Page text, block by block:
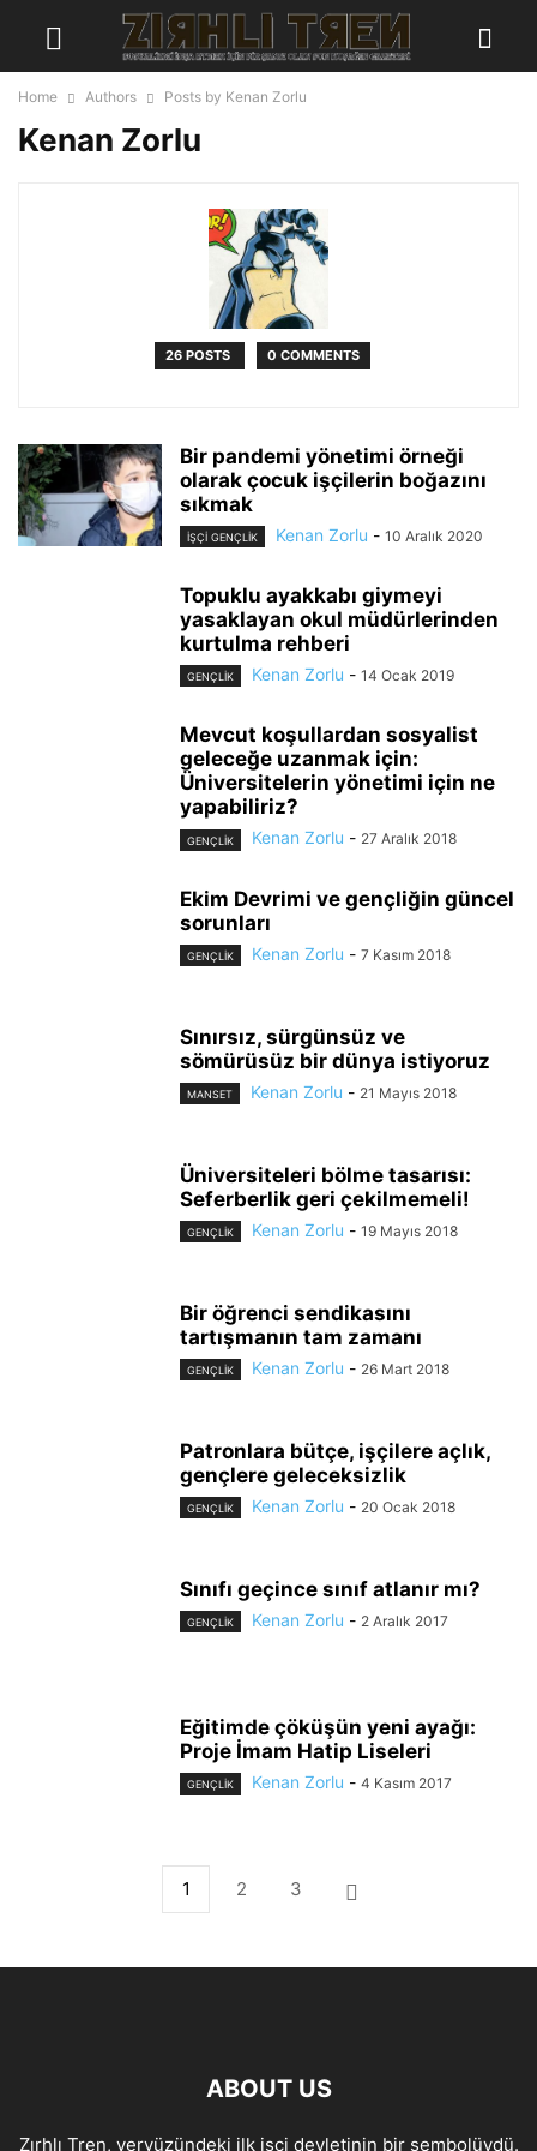
Home Authors Posts by Kenan Zorlu
Kenan Zorlu
26 POSTS 0 COMMENTS
Bir pandemi yönetimi örneği
olarak çocuk işçilerin boğazını
sıkmak
İŞÇI GENÇLIK Kenan Zorlu - 10 Aralık 2020
Topuklu ayakkabı giymeyi
yasaklayan okul müdürlerinden
kurtulma rehberi
GENÇLİK Kenan Zorlu - 14 Ocak 2019
Mevcut koşullardan sosyalist
geleceğe uzanmak için:
Üniversitelerin yönetimi için ne
yapabiliriz?
GENÇLİK Kenan Zorlu - 27 Aralık 2018
Ekim Devrimi ve gençliğin güncel
sorunları
GENÇLİK Kenan Zorlu - 7 Kasım 2018
Sınırsız, sürgünsüz ve
sömürüsüz bir dünya istiyoruz
MANSET Kenan Zorlu - 21 Mayıs 2018
Üniversiteleri bölme tasarısı:
Seferberlik geri çekilmemeli!
GENÇLİK Kenan Zorlu - 19 Mayıs 2018
Bir öğrenci sendikasını
tartışmanın tam zamanı
GENÇLİK Kenan Zorlu - 26 Mart 2018
Patronlara bütçe, işçilere açlık,
gençlere geleceksizlik
GENÇLİK Kenan Zorlu - 20 Ocak 2018
Sınıfı geçince sınıf atlanır mı?
GENÇLİK Kenan Zorlu - 2 Aralık 2017
Eğitimde çöküşün yeni ayağı:
Proje İmam Hatip Liseleri
GENÇLİK Kenan Zorlu - 4 Kasım 2017
1 2 3
ABOUT US
Zırhlı Tren, yeryüzündeki ilk işçi devletinin bir sembolüydü.